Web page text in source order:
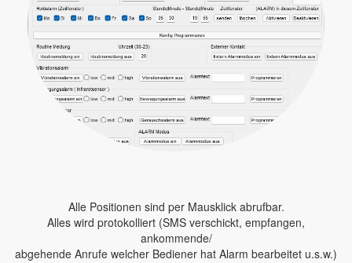
Alle Positionen sind per Mausklick abrufbar.
Alles wird protokolliert (SMS verschickt, empfangen,
ankommende/
abgehende Anrufe welcher Bediener hat Alarm bearbeitet u.s.w.)